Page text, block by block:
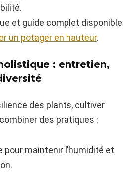
et guide complet disponible
un potager en hauteur.
: entretien,
des plants, cultiver
des pratiques :
pour maintenir l’humidité et